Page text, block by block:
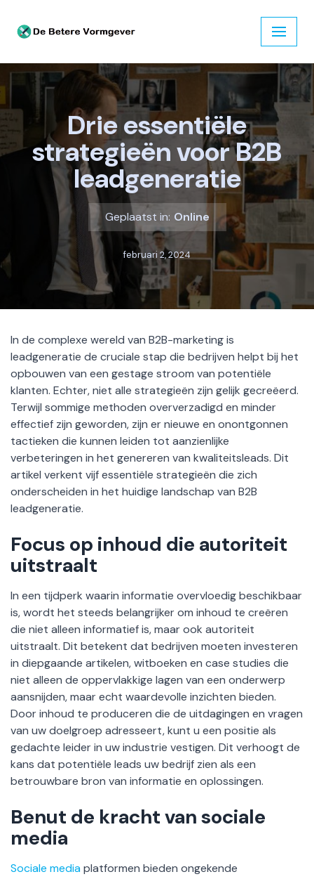
Ga
de
inhoud
Drie essentiële
strategieën voor B2B
leadgeneratie
Geplaatst in: Online
februari 2, 2024
In de complexe wereld van B2B-marketing is
leadgeneratie de cruciale stap die bedrijven helpt bij het
opbouwen van een gestage stroom van potentiële
klanten. Echter, niet alle strategieën zijn gelijk gecreëerd.
Terwijl sommige methoden oververzadigd en minder
effectief zijn geworden, zijn er nieuwe en onontgonnen
tactieken die kunnen leiden tot aanzienlijke
verbeteringen in het genereren van kwaliteitsleads. Dit
artikel verkent vijf essentiële strategieën die zich
onderscheiden in het huidige landschap van B2B
leadgeneratie.
Focus op inhoud die autoriteit
uitstraalt
In een tijdperk waarin informatie overvloedig beschikbaar
is, wordt het steeds belangrijker om inhoud te creëren
die niet alleen informatief is, maar ook autoriteit
uitstraalt. Dit betekent dat bedrijven moeten investeren
in diepgaande artikelen, witboeken en case studies die
niet alleen de oppervlakkige lagen van een onderwerp
aansnijden, maar echt waardevolle inzichten bieden.
Door inhoud te produceren die de uitdagingen en vragen
van uw doelgroep adresseert, kunt u een positie als
gedachte leider in uw industrie vestigen. Dit verhoogt de
kans dat potentiële leads uw bedrijf zien als een
betrouwbare bron van informatie en oplossingen.
Benut de kracht van sociale
media
Sociale mediaplatformen bieden ongekende